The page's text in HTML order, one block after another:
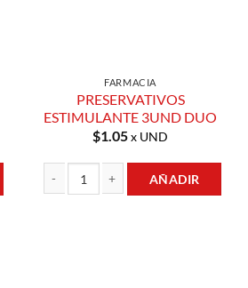
FARMACIA
PRESERVATIVOS
ESTIMULANTE 3UND DUO
$1.05x UND
AÑADIR